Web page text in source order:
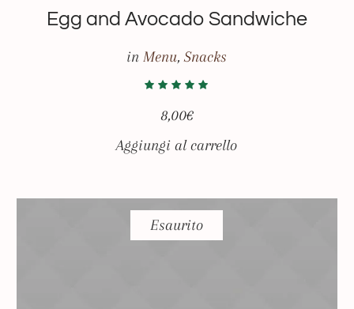
Egg and Avocado Sandwiche
inMenu,Snacks
8,00€
Aggiungi al carrello
Esaurito